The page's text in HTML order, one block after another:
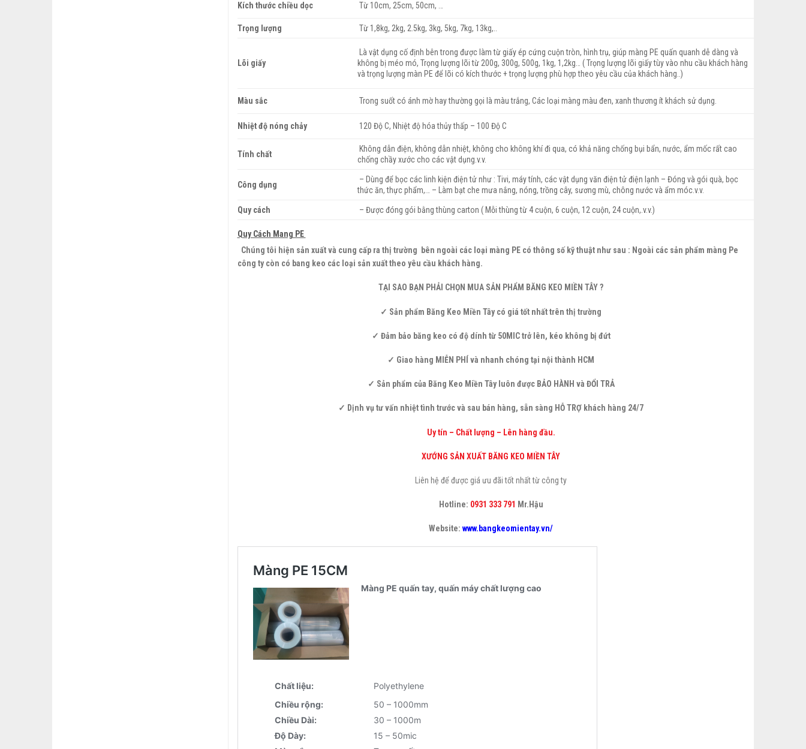
Kích thước chiều dọc Từ 10cm, 25cm, 50cm, …
Trọng lượng Từ 1,8kg, 2kg, 2.5kg, 3kg, 5kg, 7kg, 13kg,..
Lõi giấy
Là vật dụng cố định bên trong được làm từ giấy ép cứng cuộn tròn, hình trụ, giúp màng PE quấn quanh dễ dàng và
không bị méo mó, Trọng lượng lõi từ 200g, 300g, 500g, 1kg, 1,2kg… ( Trọng lượng lõi giấy tùy vào nhu cầu khách hàng
và trọng lượng màn PE để lõi có kích thước + trọng lượng phù hợp theo yêu cầu của khách hàng..)
Màu sắc Trong suốt có ánh mờ hay thường gọi là màu trắng, Các loại màng màu đen, xanh thương ít khách sử dụng.
Nhiệt độ nóng chảy 120 Độ C, Nhiệt độ hóa thủy thấp – 100 Độ C
Tính chất
Không dẫn điện, không dẫn nhiệt, không cho không khí đi qua, có khả năng chống bụi bẩn, nước, ẩm mốc rất cao
chống chầy xước cho các vật dụng.v.v.
Công dụng
– Dùng để bọc các linh kiện điện tử như : Tivi, máy tính, các vật dụng văn điện tử điện lạnh – Đóng và gói quà, bọc
thức ăn, thực phẩm,… – Làm bạt che mưa nắng, nóng, trồng cây, sương mù, chông nước và ẩm móc.v.v.
Quy cách – Được đóng gói bằng thùng carton ( Mỗi thùng từ 4 cuộn, 6 cuộn, 12 cuộn, 24 cuộn,.v.v.)
Quy Cách Mang PE
Chúng tôi hiện sản xuất và cung cấp ra thị trường bên ngoài các loại màng PE có thông số kỹ thuật như sau : Ngoài các sản phẩm màng Pe
công ty còn có bang keo các loại sản xuất theo yêu cầu khách hàng.
TẠI SAO BẠN PHẢI CHỌN MUA SẢN PHẨM BĂNG KEO MIỀN TÂY ?
✓ Sản phẩm Băng Keo Miền Tây có giá tốt nhất trên thị trường
✓ Đảm bảo băng keo có độ dính từ 50MIC trở lên, kéo không bị đứt
✓ Giao hàng MIỄN PHÍ và nhanh chóng tại nội thành HCM
✓ Sản phẩm của Băng Keo Miền Tây luôn được BẢO HÀNH và ĐỔI TRẢ
✓ Dịnh vụ tư vấn nhiệt tình trước và sau bán hàng, sẵn sàng HỖ TRỢ khách hàng 24/7
Uy tín – Chất lượng – Lên hàng đầu.
XƯỚNG SẢN XUẤT BĂNG KEO MIỀN TÂY
Liên hệ để được giá ưu đãi tốt nhất từ công ty
Hotline: 0931 333 791 Mr.Hậu
Website: www.bangkeomientay.vn/